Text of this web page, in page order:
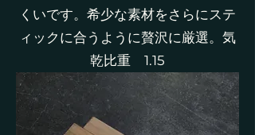
くいです。希少な素材をさらにステ
ィックに合うように贅沢に厳選。気
乾比重 1.15